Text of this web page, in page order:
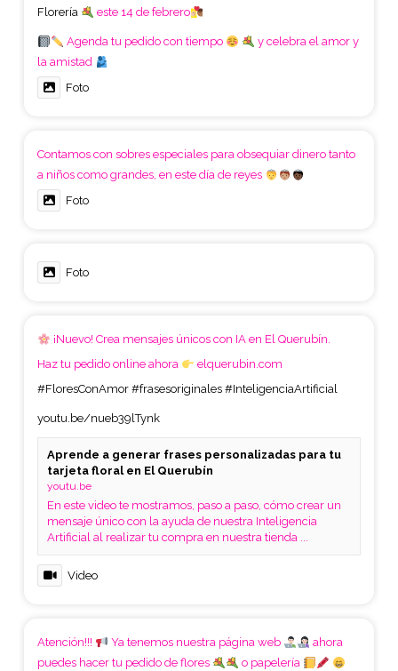
Florería
este 14 de febrero
Agenda tu pedido con tiempo
y celebra el amor y
la amistad
Foto
Contamos con sobres especiales para obsequiar dinero tanto
a niños como grandes, en este día de reyes
Foto
Foto
¡Nuevo! Crea mensajes únicos con IA en El Querubín.
Haz tu pedido online ahora
elquerubin.com
#FloresConAmor #frasesoriginales #InteligenciaArtificial
youtu.be/nueb39lTynk
Aprende a generar frases personalizadas para tu
tarjeta floral en El Querubín
youtu.be
En este video te mostramos, paso a paso, cómo crear un
mensaje único con la ayuda de nuestra Inteligencia
Artificial al realizar tu compra en nuestra tienda ...
Video
Atención!!! Ya tenemos nuestra página web
ahora
puedes hacer tu pedido de flores
o papelería